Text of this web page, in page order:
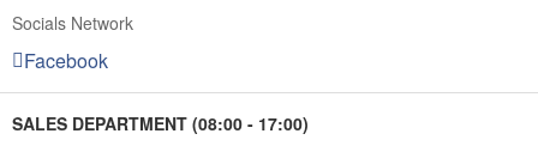
Socials Network
Facebook
SALES DEPARTMENT (08:00 - 17:00)